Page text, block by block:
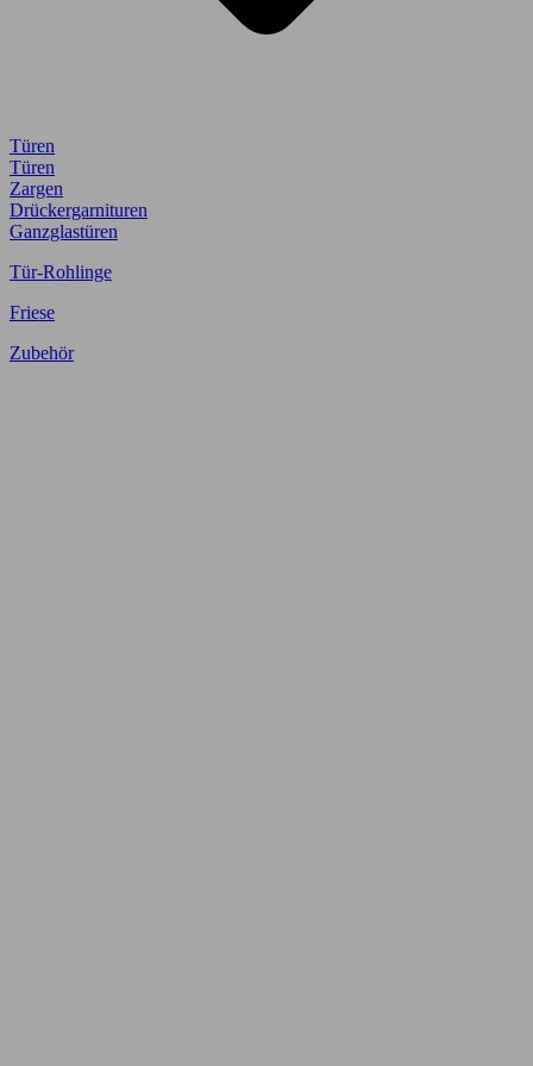
Türen
Türen
Zargen
Drückergarnituren
Ganzglastüren
Tür-Rohlinge
Friese
Zubehör